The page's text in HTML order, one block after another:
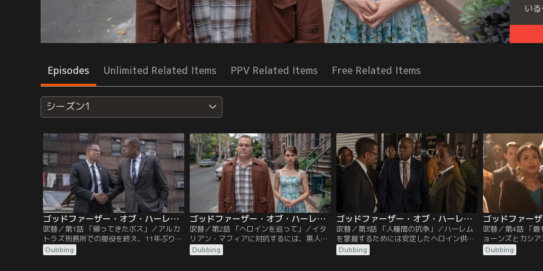
い
Episodes Unlimited Related Items PPV Related Items Free Related Items
シーズン1
ゴッドファーザー・オブ・ハーレム シーズン1 第01話／吹替
吹替／第1話 「帰ってきたボス」／アルカ
トラズ刑務所での服役を終え、11年ぶりに
ニューヨークへ戻ったバンピー・ジョンソ
ンは再びハーレムを仕切る気構えだった。
Dubbing
ゴッドファーザー・オブ・ハーレム シーズン1 第02話／吹替
吹替／第2話 「ヘロインを巡って」／イタ
リアン・マフィアに対抗するには、黒人を
組織化するしかないと考えるバンピー。有
望な人物に話を持ちかけるが、なかなか賛
Dubbing
ゴッドファーザー・オブ・ハーレム シーズン1 第03話／吹替
吹替／第3話 「人種間の抗争」／ハーレム
を掌握するためには安定したヘロイン供給
源が欠かせない。しかしチンの妨害によ
り、バンピーはイタリア人からヘロインを
Dubbing
吹替／第4話 「
ョーンズとカシ
の試合が迫って
ダグはハーレム
Dubbing